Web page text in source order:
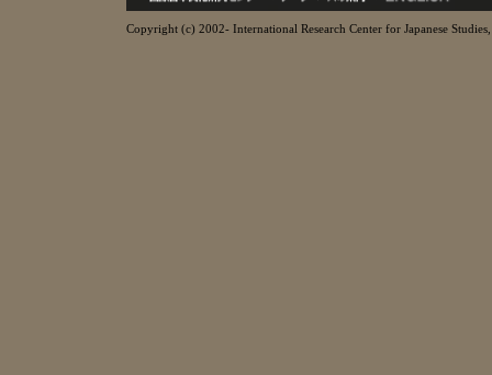
Copyright (c) 2002- International Research Center for Japanese